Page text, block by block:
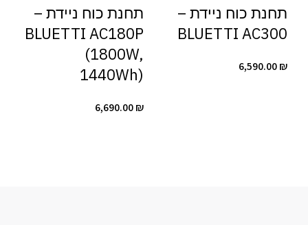
תחנת כוח ניידת –
BLUETTI AC300
6,590.00₪
תחנת כוח ניידת –
BLUETTI AC180P
(1800W,
1440Wh)
6,690.00₪